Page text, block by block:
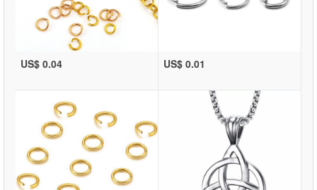
US$ 0.04 US$ 0.01